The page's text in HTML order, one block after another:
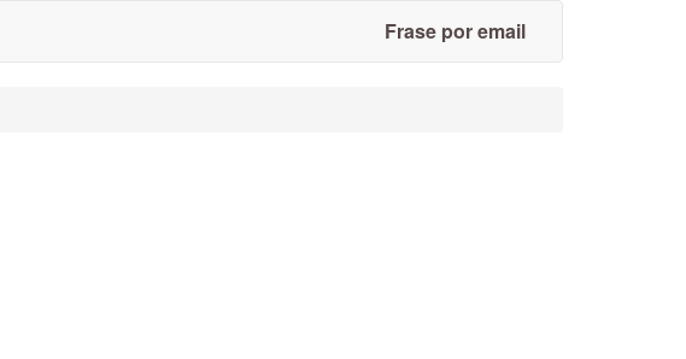
Frase por email